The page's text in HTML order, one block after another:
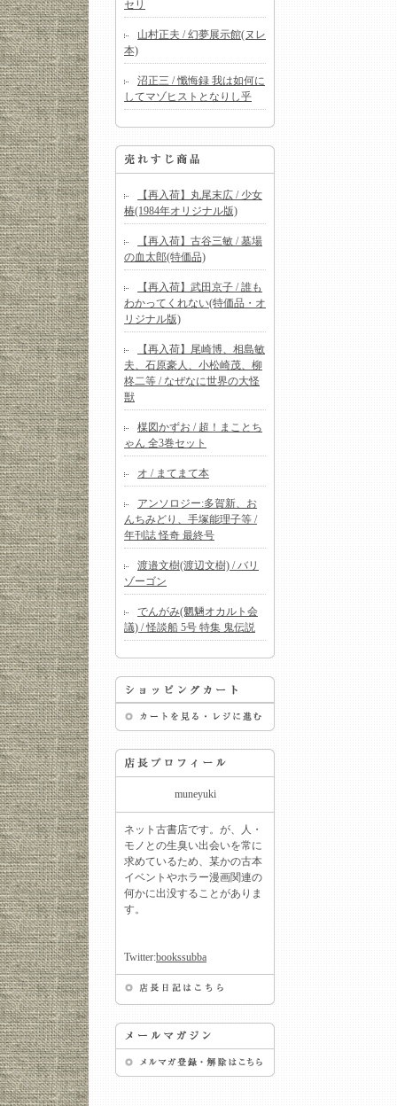
セリ
山村正夫 / 幻夢展示館(ヌレ
本)
沼正三 / 懺悔録 我は如何に
してマゾヒストとなりし乎
【再入荷】丸尾末広 / 少女
椿(1984年オリジナル版)
【再入荷】古谷三敏 / 墓場
の血太郎(特価品)
【再入荷】武田京子 / 誰も
わかってくれない(特価品・オ
リジナル版)
【再入荷】尾崎博、相島敏
夫、石原豪人、小松崎茂、柳
柊二等 / なぜなに世界の大怪
獣
楳図かずお / 超！まことち
ゃん 全3巻セット
オ / まてまて本
アンソロジー:多賀新、お
んちみどり、手塚能理子等 /
年刊誌 怪奇 最終号
渡邉文樹(渡辺文樹) / バリ
ゾーゴン
でんがみ(魍魎オカルト会
議) / 怪談船 5号 特集 鬼伝説
muneyuki
ネット古書店です。が、人・
モノとの生臭い出会いを常に
求めているため、某かの古本
イベントやホラー漫画関連の
何かに出没することがありま
す。
Twitter:bookssubba